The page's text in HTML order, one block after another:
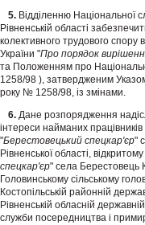
5. Відділенню Національної
Рівненській області
колективного трудового
України "Про порядок
та Положенням про
1258/98 ), затвердженим
року № 1258/98, із змінами.
6. Дане розпорядження
інтереси найманих
"Берестовецький спецкар'єр"
Рівненської області,
спецкар'єр" села Берестовець
Головинському сільському
Костопільській районній
Рівненській обласній
служби посередництва і